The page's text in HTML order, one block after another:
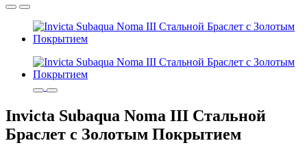
Invicta Subaqua Noma III Стальной
Браслет с Золотым Покрытием